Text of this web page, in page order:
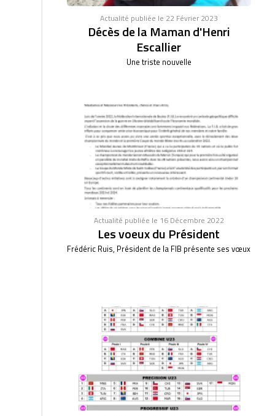
Actualité publiée le 22 Février 2023
Décès de la Maman d'Henri
Escallier
Une triste nouvelle
Actualité publiée le 16 Décembre 2022
Les voeux du Président
Frédéric Ruis, Président de la FIB présente ses vœux